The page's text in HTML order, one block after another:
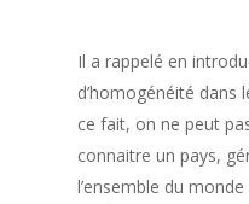
Il a rappelé en
d’homogénéité dans
ce fait, on ne peut
connaitre un pays,
l’ensemble du